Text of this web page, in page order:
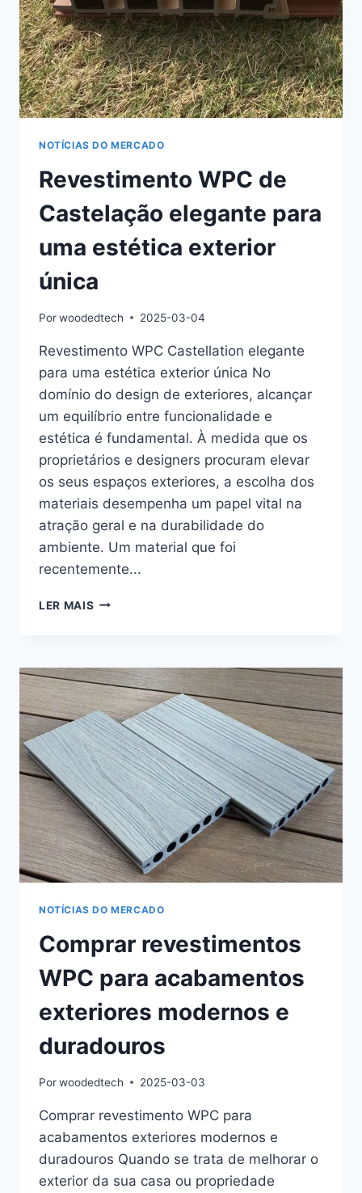
NOTÍCIAS DO MERCADO
Revestimento WPC de
Castelação elegante para
uma estética exterior
única
Porwoodedtech 2025-03-04
Revestimento WPC Castellation elegante
para uma estética exterior única No
domínio do design de exteriores, alcançar
um equilíbrio entre funcionalidade e
estética é fundamental. À medida que os
proprietários e designers procuram elevar
os seus espaços exteriores, a escolha dos
materiais desempenha um papel vital na
atração geral e na durabilidade do
ambiente. Um material que foi
recentemente...
LER MAIS REVESTIMENTO
ELEGANTE
PARA
UMA
ESTÉTICA
EXTERIOR
ÚNICA
NOTÍCIAS DO MERCADO
Comprar revestimentos
WPC para acabamentos
exteriores modernos e
duradouros
Porwoodedtech 2025-03-03
Comprar revestimento WPC para
acabamentos exteriores modernos e
duradouros Quando se trata de melhorar o
exterior da sua casa ou propriedade